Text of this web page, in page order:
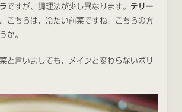
ですが、調理法が少し異なります。 テリー
こちらは、冷たい前菜ですね。こちらの方
か。
と言いましても、メインと変わらないボリ